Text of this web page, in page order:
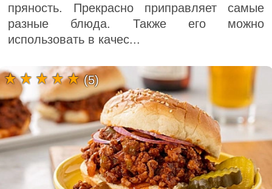
пряность. Прекрасно приправляет самые
разные блюда. Также его можно
использовать в качес...
(5)